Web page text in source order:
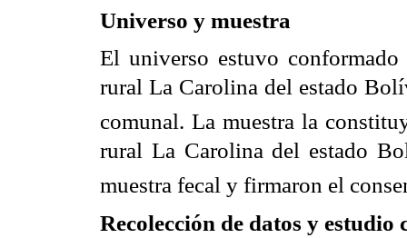
Universo y muestra
El universo estuvo
rural La Carolina del estado
comunal. La muestra la
rural La Carolina del estado
muestra fecal y firmaron el
Recolección de datos y